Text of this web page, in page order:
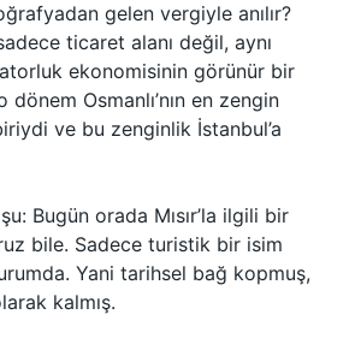
gelen vergiyle anılır?
ticaret alanı değil, aynı
ekonomisinin görünür bir
dönem Osmanlı’nın en zengin
ve bu zenginlik İstanbul’a
Bugün orada Mısır’la ilgili bir
bile. Sadece turistik bir isim
Yani tarihsel bağ kopmuş,
kalmış.